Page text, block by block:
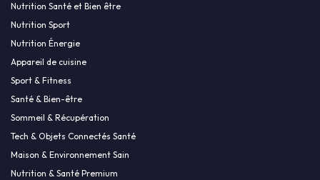
Nutrition Santé et Bien être
Nutrition Sport
Nutrition Énergie
Appareil de cuisine
Sport & Fitness
Santé & Bien-être
Sommeil & Récupération
Tech & Objets Connectés Santé
Maison & Environnement Sain
Nutrition & Santé Premium